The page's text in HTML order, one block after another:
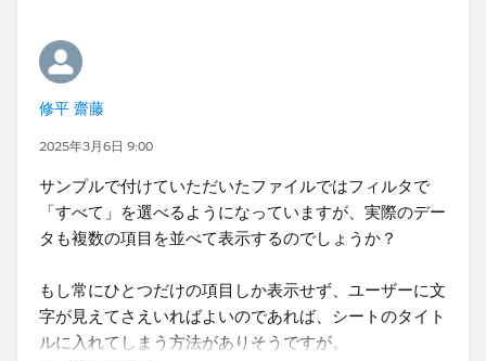
修平 齋藤
2025年3月6日 9:00
サンプルで付けていただいたファイルではフィルタで
「すべて」を選べるようになっていますが、実際のデー
タも複数の項目を並べて表示するのでしょうか？
もし常にひとつだけの項目しか表示せず、ユーザーに文
字が見えてさえいればよいのであれば、シートのタイト
ルに入れてしまう方法がありそうですが。